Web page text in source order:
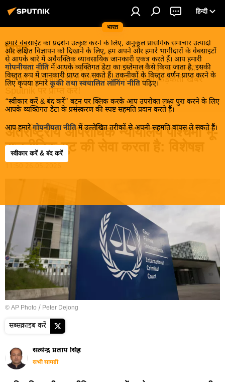
भारत
हिन्दी
हमारे वेबसाईट का प्रदर्शन उत्कृष्ट करने के लिए, अनुकूल प्रासंगिक समाचार उत्पादों
और लक्षित विज्ञापन को दिखाने के लिए, हम अपने और हमारे भागीदारों के वेबसाइटों
से आपके बारे में अवैयक्तिक व्यावसायिक जानकारी एकत्र करते हैं। आप हमारी
गोपनीयता नीति में आपके व्यक्तिगत डेटा का इस्तेमाल कैसे किया जाता है, इसकी
विस्तृत रूप में जानकारी प्राप्त कर सकते हैं। तकनीकों के विस्तृत वर्णन प्राप्त करने के
लिए कृपया हमारे कूकी तथा स्वचालित लॉगिंग नीति पढ़िए।
“स्वीकार करें & बंद करें” बटन पर क्लिक करके आप उपरोक्त लक्ष्य पुरा करने के लिए
आपके व्यक्तिगत डेटा के प्रसंस्करण की स्पष्ट सहमति प्रदान करते हैं।
आप हमारे गोपनीयता नीति में उल्लेखित तरीकों से अपनी सहमति वापस ले सकते हैं।
स्वीकार करें & बंद करें
विश्व
खबरें ठंडे होने से पहले इन्हें पढ़िए, जानिए और इनका आनंद
लीजिए। देश और विदेश की गरमा गरम तड़कती फड़कती खबरें
Sputnik पर प्राप्त करें!
अंतर्राष्ट्रीय आपराधिक न्यायालय पश्चिमी भू-
राजनीतिक गुट की सेवा करता है: विशेषज्ञ
© AP Photo / Peter Dejong
सब्सक्राइब करें
सत्येन्द्र प्रताप सिंह
सभी सामग्री